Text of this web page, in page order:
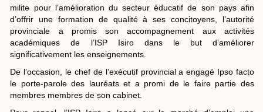
milite pour l’amélioration du secteur éducatif de son pays afin
d’offrir une formation de qualité à ses concitoyens, l’autorité
provinciale a promis son accompagnement aux activités
académiques de l’ISP Isiro dans le but d’améliorer
significativement les enseignements.
De l’occasion, le chef de l’exécutif provincial a engagé Ipso facto
le porte-parole des lauréats et a promi de le faire partie des
membres membres de son cabinet.